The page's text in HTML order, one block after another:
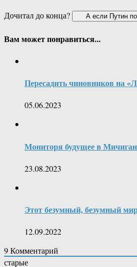
Дочитал до конца?
Вам может понравиться...
Пересадить чиновников на
05.06.2023
Мониторя будущее в
23.08.2023
Этот безумный, безумный
12.09.2022
9Комментарий
старые